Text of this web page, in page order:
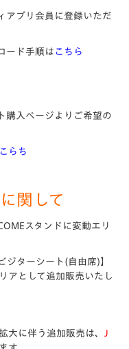
アプリ会員に登録いただ
ード手順は こちら
購入ページよりご希望の
こ ら ち
関して
スタンドに変動エリ
ターシート(自由席)】
アとして追加販売いたし
大に伴う追加販売は、 J